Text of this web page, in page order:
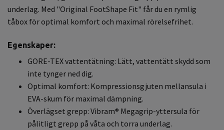
underlag. Med "Original FootShape Fit" får du en rymlig
tåbox för optimal komfort och maximal rörelsefrihet.
Egenskaper:
GORE-TEX vattentätning: Lätt, vattentätt skydd som
inte tynger ned dig.
Optimal komfort: Kompressionsgjuten mellansula i
EVA-skum för maximal dämpning.
Överlägset grepp: Vibram® Megagrip-yttersula för
pålitligt grepp på våta och torra underlag.